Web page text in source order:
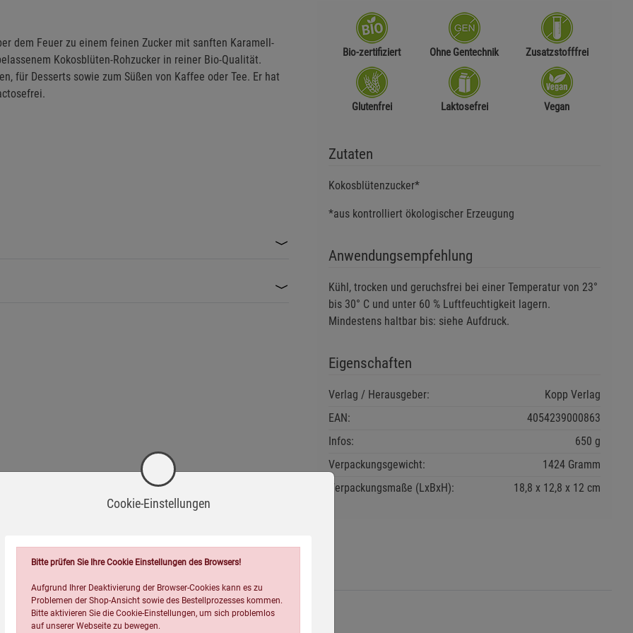
dem Feuer zu einem feinen Zucker mit sanften Karamell-
Kokosblüten-Rohzucker in reiner Bio-Qualität.
für Desserts sowie zum Süßen von Kaffee oder Tee. Er hat
Bio-zertifiziert Ohne Gentechnik Zusatzstofffrei
Glutenfrei Laktosefrei Vegan
Zutaten
Kokosblütenzucker*
*aus kontrolliert ökologischer Erzeugung
Anwendungsempfehlung
Kühl, trocken und geruchsfrei bei einer Temperatur von 23°
bis 30° C und unter 60 % Luftfeuchtigkeit lagern.
Mindestens haltbar bis: siehe Aufdruck.
Eigenschaften
Verlag / Herausgeber:
Kopp Verlag
EAN:
4054239000863
Infos:
650 g
Verpackungsgewicht:
1424 Gramm
Verpackungsmaße (LxBxH):
18,8 12,8 12cm
Passend dazu
Cookie-Einstellungen
Bitte prüfen Sie Ihre Cookie Einstellungen des Browsers!
Aufgrund Ihrer Deaktivierung der Browser-Cookies kann es zu
Problemen der Shop-Ansicht sowie des Bestellprozesses kommen.
Bitte aktivieren Sie die Cookie-Einstellungen, um sich problemlos
auf unserer Webseite zu bewegen.